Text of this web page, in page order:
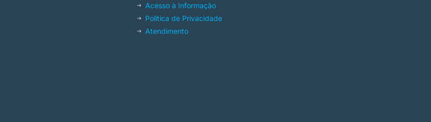
Acesso à Informação
Política de Privacidade
Atendimento